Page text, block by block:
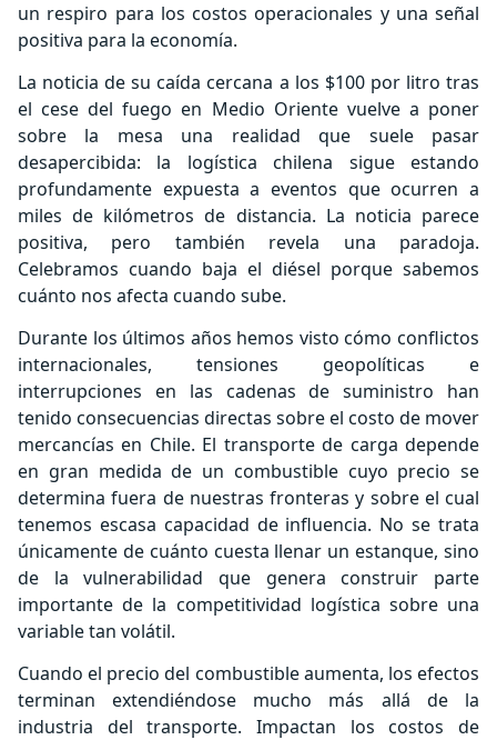
un respiro para los costos operacionales y una señal
positiva para la economía.
La noticia de su caída cercana a los $100 por litro tras
el cese del fuego en Medio Oriente vuelve a poner
sobre la mesa una realidad que suele pasar
desapercibida: la logística chilena sigue estando
profundamente expuesta a eventos que ocurren a
miles de kilómetros de distancia. La noticia parece
positiva, pero también revela una paradoja.
Celebramos cuando baja el diésel porque sabemos
cuánto nos afecta cuando sube.
Durante los últimos años hemos visto cómo conflictos
internacionales, tensiones geopolíticas e
interrupciones en las cadenas de suministro han
tenido consecuencias directas sobre el costo de mover
mercancías en Chile. El transporte de carga depende
en gran medida de un combustible cuyo precio se
determina fuera de nuestras fronteras y sobre el cual
tenemos escasa capacidad de influencia. No se trata
únicamente de cuánto cuesta llenar un estanque, sino
de la vulnerabilidad que genera construir parte
importante de la competitividad logística sobre una
variable tan volátil.
Cuando el precio del combustible aumenta, los efectos
terminan extendiéndose mucho más allá de la
industria del transporte. Impactan los costos de